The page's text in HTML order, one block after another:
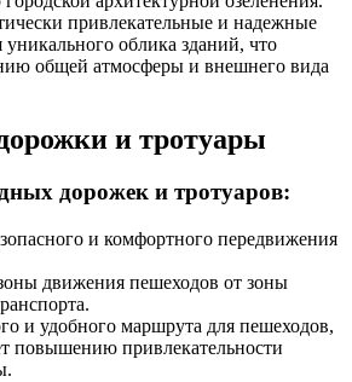
привлекательные и надежные
облика зданий, что
общей атмосферы и внешнего вида
и тротуары
дорожек и тротуаров:
и комфортного передвижения
движения пешеходов от зоны
и удобного маршрута для пешеходов,
повышению привлекательности